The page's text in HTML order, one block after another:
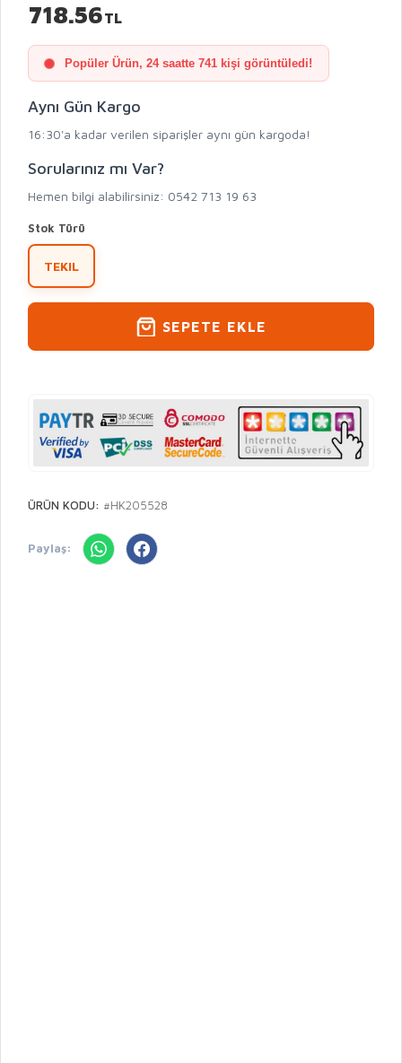
718.56TL
Popüler Ürün, 24 saatte 741 kişi görüntüledi!
Aynı Gün Kargo
16:30'a kadar verilen siparişler aynı gün kargoda!
Sorularınız mı Var?
Hemen bilgi alabilirsiniz: 0542 713 19 63
Stok Türü
TEKIL
SEPETE EKLE
ÜRÜN KODU: #HK205528
Paylaş: